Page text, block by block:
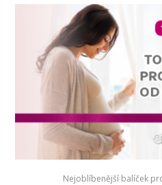
Nejoblíbenější balíček